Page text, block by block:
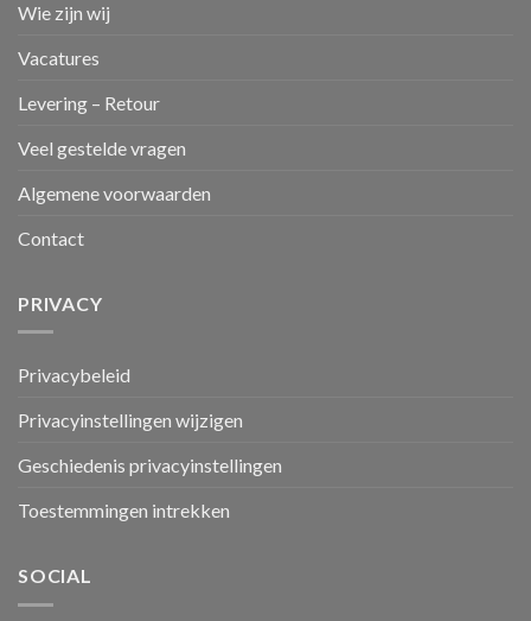
Wie zijn wij
Vacatures
Levering – Retour
Veel gestelde vragen
Algemene voorwaarden
Contact
PRIVACY
Privacybeleid
Privacyinstellingen wijzigen
Geschiedenis privacyinstellingen
Toestemmingen intrekken
SOCIAL